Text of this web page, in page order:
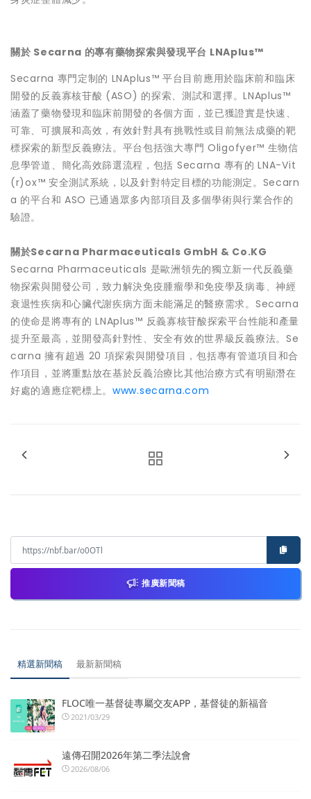
關於 Secarna 的專有藥物探索與發現平台 LNAplus™
Secarna 專門定制的 LNAplus™ 平台目前應用於臨床前和臨床
開發的反義寡核苷酸 (ASO) 的探索、測試和選擇。LNAplus™
涵蓋了藥物發現和臨床前開發的各個方面，並已獲證實是快速、
可靠、可擴展和高效，有效針對具有挑戰性或目前無法成藥的靶
標探索的新型反義療法。平台包括強大專門 Oligofyer™ 生物信
息學管道、簡化高效篩選流程，包括 Secarna 專有的 LNA-Vit
(r)ox™ 安全測試系統，以及針對特定目標的功能測定。Secarn
a 的平台和 ASO 已通過眾多內部項目及多個學術與行業合作的
驗證。
關於Secarna Pharmaceuticals GmbH & Co.KG
Secarna Pharmaceuticals 是歐洲領先的獨立新一代反義藥
物探索與開發公司，致力解決免疫腫瘤學和免疫學及病毒、神經
衰退性疾病和心臟代謝疾病方面未能滿足的醫療需求。Secarna
的使命是將專有的 LNAplus™ 反義寡核苷酸探索平台性能和產量
提升至最高，並開發高針對性、安全有效的世界級反義療法。Se
carna 擁有超過 20 項探索與開發項目，包括專有管道項目和合
作項目，並將重點放在基於反義治療比其他治療方式有明顯潛在
好處的適應症靶標上。 www.secarna.com
推廣新聞稿
精選新聞稿 最新新聞稿
FLOC唯一基督徒專屬交友APP，基督徒的新福音
2021/03/29
遠傳召開2026年第二季法說會
2026/08/06